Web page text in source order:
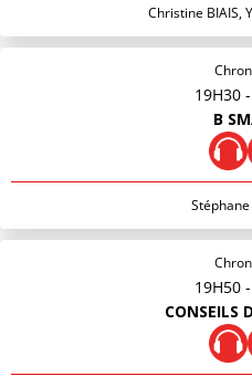
Christine BIAIS,
19H30
B
19H50
CONSEILS